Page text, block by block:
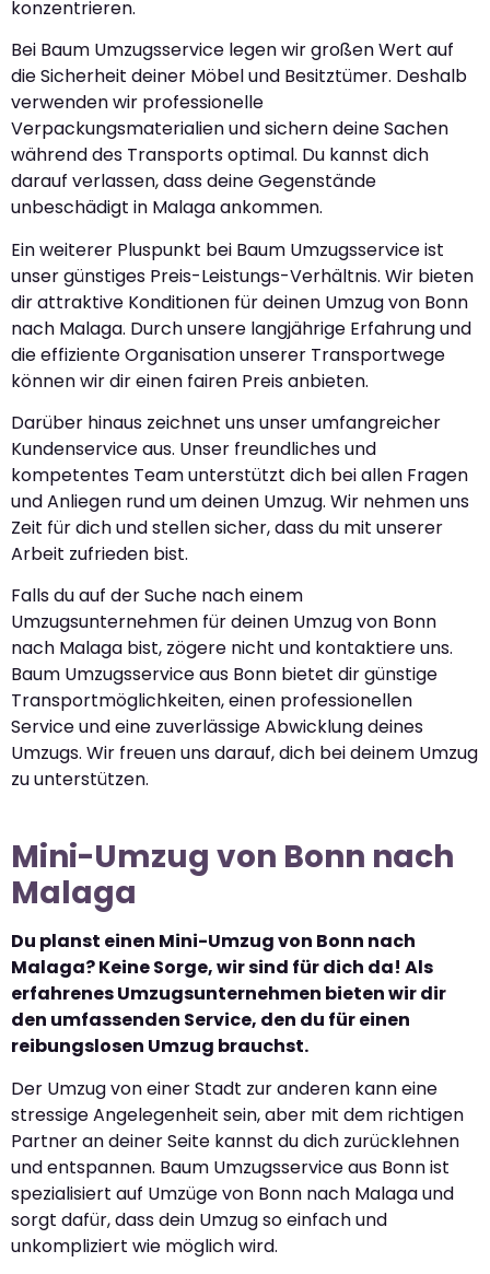
konzentrieren.
Bei Baum Umzugsservice legen wir großen Wert auf
die Sicherheit deiner Möbel und Besitztümer. Deshalb
verwenden wir professionelle
Verpackungsmaterialien und sichern deine Sachen
während des Transports optimal. Du kannst dich
darauf verlassen, dass deine Gegenstände
unbeschädigt in Malaga ankommen.
Ein weiterer Pluspunkt bei Baum Umzugsservice ist
unser günstiges Preis-Leistungs-Verhältnis. Wir bieten
dir attraktive Konditionen für deinen Umzug von Bonn
nach Malaga. Durch unsere langjährige Erfahrung und
die effiziente Organisation unserer Transportwege
können wir dir einen fairen Preis anbieten.
Darüber hinaus zeichnet uns unser umfangreicher
Kundenservice aus. Unser freundliches und
kompetentes Team unterstützt dich bei allen Fragen
und Anliegen rund um deinen Umzug. Wir nehmen uns
Zeit für dich und stellen sicher, dass du mit unserer
Arbeit zufrieden bist.
Falls du auf der Suche nach einem
Umzugsunternehmen für deinen Umzug von Bonn
nach Malaga bist, zögere nicht und kontaktiere uns.
Baum Umzugsservice aus Bonn bietet dir günstige
Transportmöglichkeiten, einen professionellen
Service und eine zuverlässige Abwicklung deines
Umzugs. Wir freuen uns darauf, dich bei deinem Umzug
zu unterstützen.
Mini-Umzug von Bonn nach
Malaga
Du planst einen Mini-Umzug von Bonn nach
Malaga? Keine Sorge, wir sind für dich da! Als
erfahrenes Umzugsunternehmen bieten wir dir
den umfassenden Service, den du für einen
reibungslosen Umzug brauchst.
Der Umzug von einer Stadt zur anderen kann eine
stressige Angelegenheit sein, aber mit dem richtigen
Partner an deiner Seite kannst du dich zurücklehnen
und entspannen. Baum Umzugsservice aus Bonn ist
spezialisiert auf Umzüge von Bonn nach Malaga und
sorgt dafür, dass dein Umzug so einfach und
unkompliziert wie möglich wird.